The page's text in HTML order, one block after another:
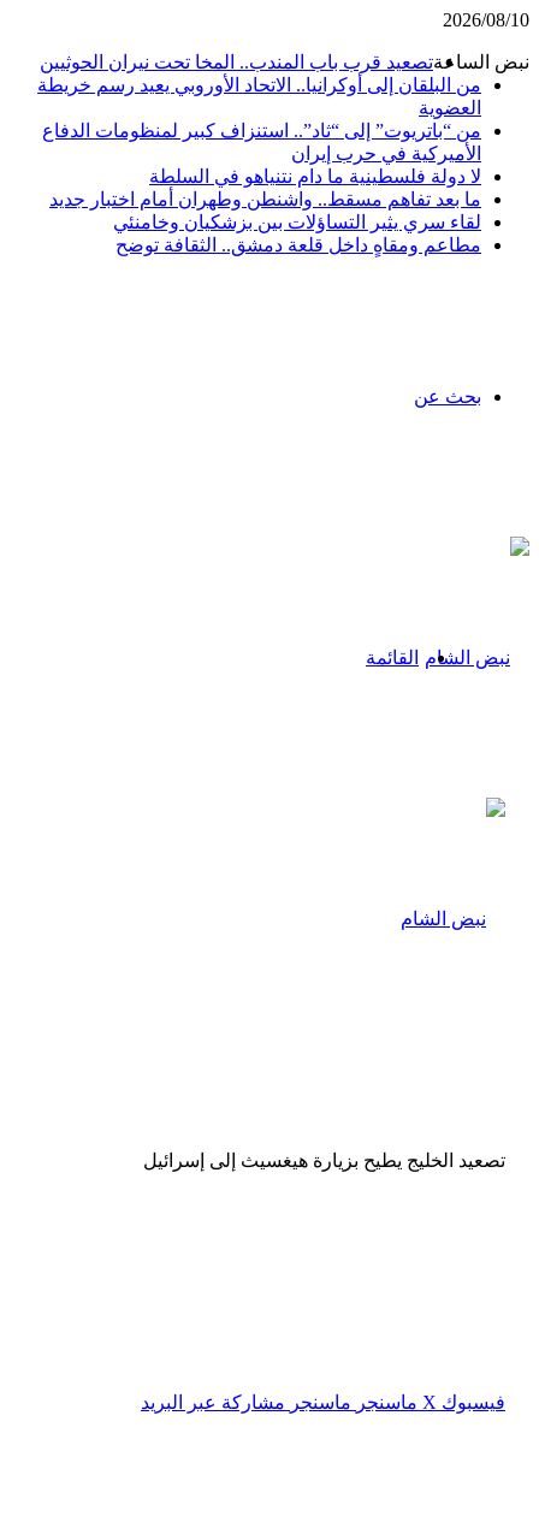
2026/08/10
نبض الساعةتصعيد قرب باب المندب.. المخا تحت نيران الحوثيين
من البلقان إلى أوكرانيا.. الاتحاد الأوروبي يعيد رسم خريطة
العضوية
من “باتريوت” إلى “ثاد”.. استنزاف كبير لمنظومات الدفاع
الأميركية في حرب إيران
لا دولة فلسطينية ما دام نتنياهو في السلطة
ما بعد تفاهم مسقط.. واشنطن وطهران أمام اختبار جديد
لقاء سري يثير التساؤلات بين بزشكيان وخامنئي
مطاعم ومقاهٍ داخل قلعة دمشق.. الثقافة توضح
بحث عن
القائمة
تصعيد الخليج يطيح بزيارة هيغسيث إلى إسرائيل
فيسبوك ‫X ماسنجر ماسنجر مشاركة عبر البريد